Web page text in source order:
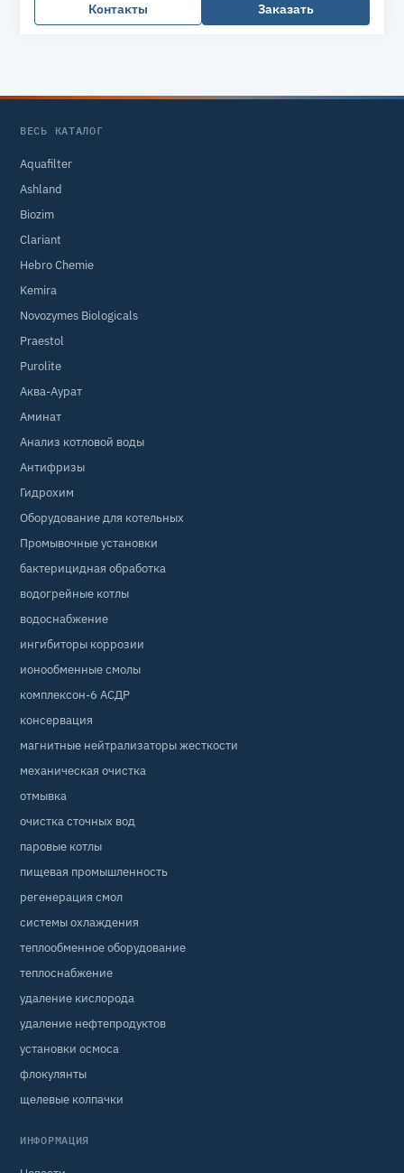
Контакты Заказать
ВЕСЬ КАТАЛОГ
Aquafilter
Ashland
Biozim
Clariant
Hebro Chemie
Kemira
Novozymes Biologicals
Praestol
Purolite
Аква-Аурат
Аминат
Анализ котловой воды
Антифризы
Гидрохим
Оборудование для котельных
Промывочные установки
бактерицидная обработка
водогрейные котлы
водоснабжение
ингибиторы коррозии
ионообменные смолы
комплексон-6 АСДР
консервация
магнитные нейтрализаторы жесткости
механическая очистка
отмывка
очистка сточных вод
паровые котлы
пищевая промышленность
регенерация смол
системы охлаждения
теплообменное оборудование
теплоснабжение
удаление кислорода
удаление нефтепродуктов
установки осмоса
флокулянты
щелевые колпачки
ИНФОРМАЦИЯ